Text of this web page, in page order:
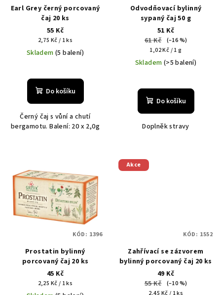
Earl Grey černý porcovaný
čaj 20 ks
55 Kč
Měrná
cena:
2,75 Kč / 1 ks
Skladem(5 balení)
Do košíku
Černý čaj s vůní a chutí
bergamotu. Balení: 20 x 2,0g
Odvodňovací bylinný
sypaný čaj 50 g
51 Kč
61 Kč
(–16 %)
Měrná
cena:
1,02 Kč / 1 g
Skladem (>5 balení)
Do košíku
Doplněk stravy
Prostatin bylinný
porcovaný čaj 20 ks
45 Kč
Měrná
cena:
2,25 Kč / 1 ks
KÓD: 1396
Akce
Zahřívací se zázvorem
bylinný porcovaný čaj 20 ks
49 Kč
55 Kč
(–10 %)
Měrná
2,45 Kč / 1 ks
KÓD: 1552